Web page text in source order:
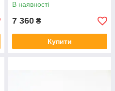
В наявності
7 360 ₴
Купити